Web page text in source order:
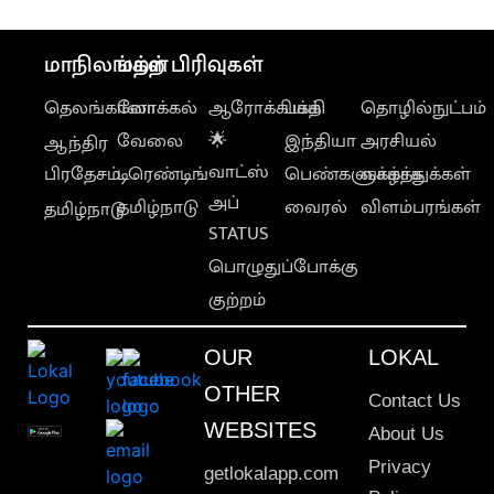
மாநிலங்கள்
தெலங்கானா
ஆந்திர
பிரதேசம்
தமிழ்நாடு
மற்ற பிரிவுகள்
லோக்கல்
வேலை
டிரெண்டிங்
தமிழ்நாடு
ஆரோக்கியம்
🌟
வாட்ஸ்
அப்
STATUS
பொழுதுப்போக்கு
குற்றம்
பக்தி
இந்தியா
பெண்களுக்காக
வைரல்
தொழில்நுட்பம்
அரசியல்
வாழ்த்துக்கள்
விளம்பரங்கள்
OUR
OTHER
WEBSITES
getlokalapp.com
LOKAL
Contact Us
About Us
Privacy